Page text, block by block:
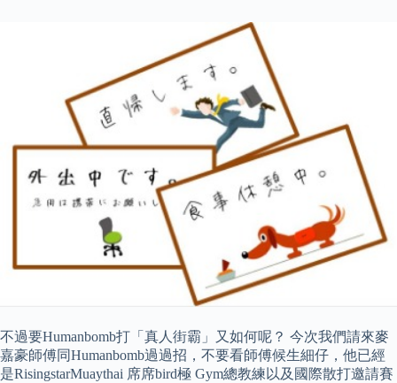
不過要Humanbomb打「真人街霸」又如何呢？ 今次我們請來麥
嘉豪師傅同Humanbomb過過招，不要看師傅候生細仔，他已經
是RisingstarMuaythai 席席bird極 Gym總教練以及國際散打邀請賽